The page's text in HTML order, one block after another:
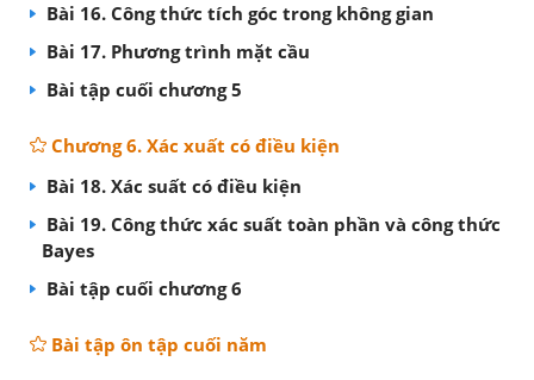
Bài 16. Công thức tích góc trong không gian
Bài 17. Phương trình mặt cầu
Bài tập cuối chương 5
Chương 6. Xác xuất có điều kiện
Bài 18. Xác suất có điều kiện
Bài 19. Công thức xác suất toàn phần và công thức
Bayes
Bài tập cuối chương 6
Bài tập ôn tập cuối năm